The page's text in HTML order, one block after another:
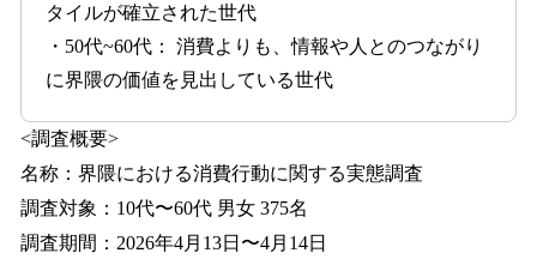
タイルが確立された世代
・50代~60代： 消費よりも、情報や人とのつながり
に界隈の価値を見出している世代
<調査概要>
名称：界隈における消費行動に関する実態調査
調査対象：10代〜60代 男女 375名
調査期間：2026年4月13日〜4月14日